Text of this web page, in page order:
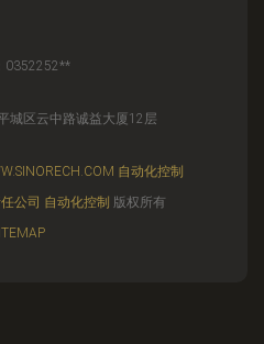
0352252**
城区云中路诚益大厦12层
自动化控制
公司 自动化控制 版权所有